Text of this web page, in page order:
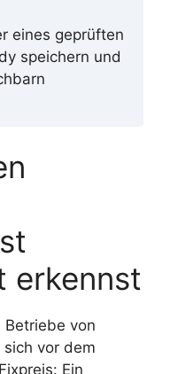
eines geprüften
speichern und
erkennst
Betriebe von
vor dem
Ein